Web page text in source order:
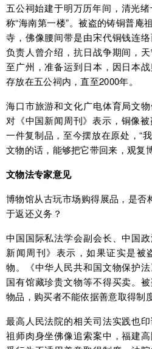
五公祠始建于明万历年间，清光
称“海南第一楼”。被盗的铸铜普庵
寺，佛像腰间带是由宋代铜钱连
负责人曾介绍，抗日战争期间，
至广州，准备运到日本，因日本
存放在五公祠内，直至2000年。
海口市旅游和文化广电体育局文
对《中国新闻周刊》表示，铜像
一件复制品，至今摆放在原处，“
文物的话，能够把它带回来，观复
文物法专家意见
博物馆从古玩市场购得展品，是否
于返还义务？
中国国际私法学会副会长、中国
新闻周刊》表示，如果证实是被
物。《中华人民共和国文物保护
国有馆藏珍贵文物等不得买卖。
物品，购买者不能依据善意取得制
最高人民法院的相关司法实践也
祖师肉身坐佛像追索案中，福建